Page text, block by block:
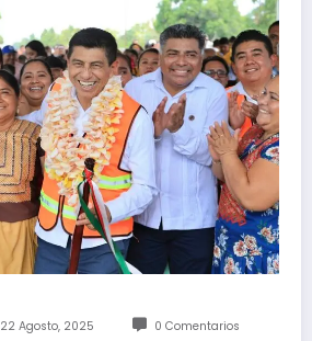
22 Agosto, 2025 0 Comentarios